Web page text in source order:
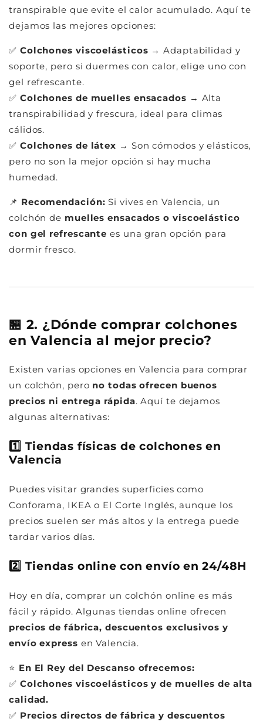
transpirable que evite el calor acumulado. Aquí te
dejamos las mejores opciones:
✅ Colchones viscoelásticos → Adaptabilidad y
soporte, pero si duermes con calor, elige uno con
gel refrescante.
✅ Colchones de muelles ensacados → Alta
transpirabilidad y frescura, ideal para climas
cálidos.
✅ Colchones de látex → Son cómodos y elásticos,
pero no son la mejor opción si hay mucha
humedad.
📌 Recomendación: Si vives en Valencia, un
colchón de muelles ensacados o viscoelástico
con gel refrescante es una gran opción para
dormir fresco.
🏪 2. ¿Dónde comprar colchones
en Valencia al mejor precio?
Existen varias opciones en Valencia para comprar
un colchón, pero no todas ofrecen buenos
precios ni entrega rápida. Aquí te dejamos
algunas alternativas:
1️⃣ Tiendas físicas de colchones en
Valencia
Puedes visitar grandes superficies como
Conforama, IKEA o El Corte Inglés, aunque los
precios suelen ser más altos y la entrega puede
tardar varios días.
2️⃣ Tiendas online con envío en 24/48H
Hoy en día, comprar un colchón online es más
fácil y rápido. Algunas tiendas online ofrecen
precios de fábrica, descuentos exclusivos y
envío express en Valencia.
⭐ En El Rey del Descanso ofrecemos:
✅ Colchones viscoelásticos y de muelles de alta
calidad.
✅ Precios directos de fábrica y descuentos